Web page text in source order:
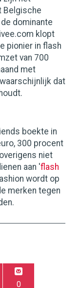
Belgische
de dominante
klopt
pionier in flash
van 700
met
dat
boekte in
300 procent
niet
aan 'flash
wordt op
merken tegen
0